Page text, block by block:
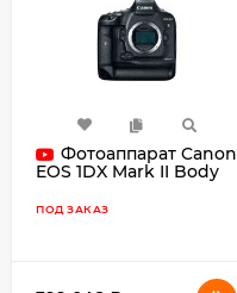
Фотоаппарат Canon
EOS 1DX Mark II Body
ПОД ЗАКАЗ